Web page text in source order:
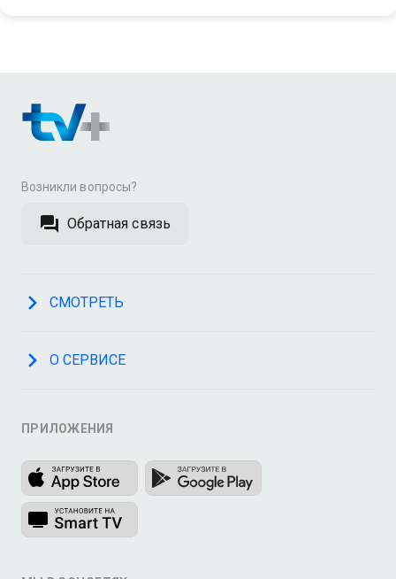
Возникли вопросы?
Обратная связь
СМОТРЕТЬ
О СЕРВИСЕ
ПРИЛОЖЕНИЯ